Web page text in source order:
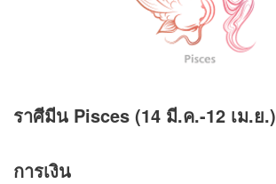
ราศีมีน Pisces (14 มี.ค.-12 เม.ย.)
การเงิน